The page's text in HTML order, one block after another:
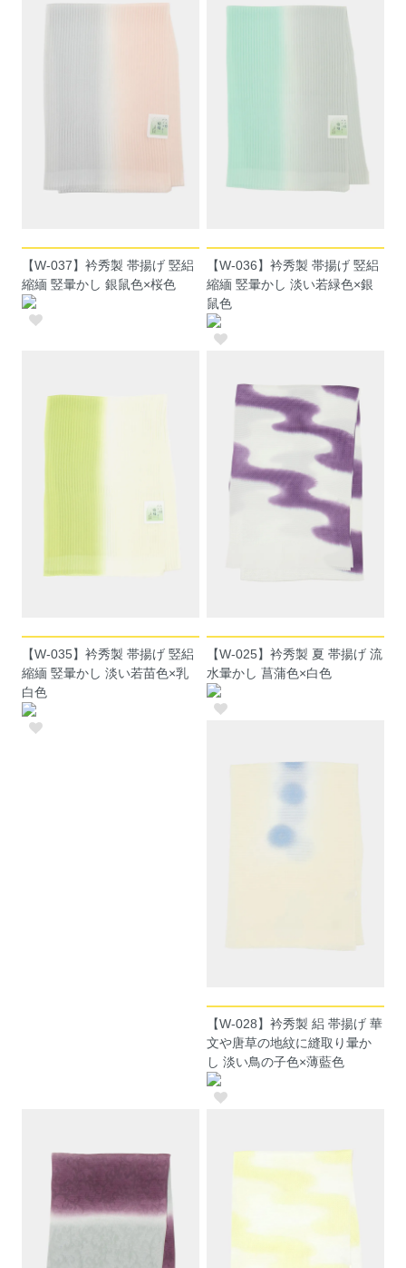
【W-037】衿秀製 帯揚げ 竪絽
縮緬 竪暈かし 銀鼠色×桜色
【W-036】衿秀製 帯揚げ 竪絽
縮緬 竪暈かし 淡い若緑色×銀
鼠色
【W-035】衿秀製 帯揚げ 竪絽
縮緬 竪暈かし 淡い若苗色×乳
白色
【W-025】衿秀製 夏 帯揚げ 流
水暈かし 菖蒲色×白色
【W-028】衿秀製 絽 帯揚げ 華
文や唐草の地紋に縫取り暈か
し 淡い鳥の子色×薄藍色